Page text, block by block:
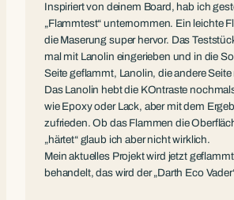
Inspiriert von deinem Board, hab ich
„Flammtest“ unternommen. Ein leichte
die Maserung super hervor. Das
mal mit Lanolin eingerieben und in die
Seite geflammt, Lanolin, die andere
Das Lanolin hebt die KOntraste
wie Epoxy oder Lack, aber mit dem
zufrieden. Ob das Flammen die
„härtet“ glaub ich aber nicht wirklich.
Mein aktuelles Projekt wird jetzt
behandelt, das wird der „Darth Eco